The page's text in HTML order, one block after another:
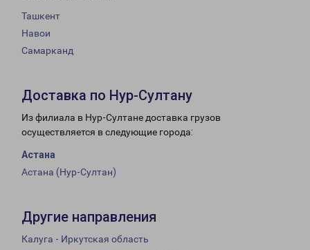
Ташкент
Навои
Самарканд
Доставка по Нур-Султану
Из филиала в Нур-Султане доставка грузов
осуществляется в следующие города:
Астана
Астана (Нур-Султан)
Другие направления
Калуга - Иркутская область